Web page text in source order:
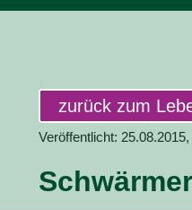
zurück zum
Veröffentlicht: